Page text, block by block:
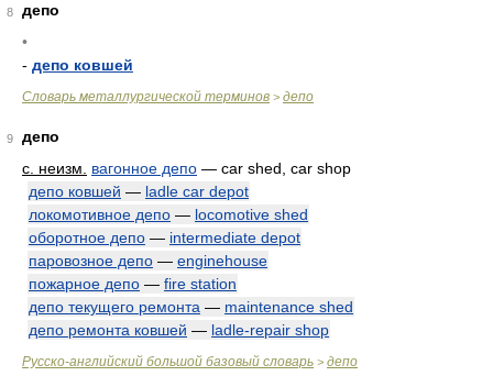
8
депо
•
- депо ковшей
Словарь металлургической терминов > депо
9
депо
с. неизм.
вагонное депо — car shed, car shop
депо ковшей — ladle car depot
локомотивное депо — locomotive shed
оборотное депо — intermediate depot
паровозное депо — enginehouse
пожарное депо — fire station
депо текущего ремонта — maintenance shed
депо ремонта ковшей — ladle-repair shop
Русско-английский большой базовый словарь > депо